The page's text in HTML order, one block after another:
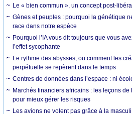
Le « bien commun », un concept post-
Gènes et peuples : pourquoi la génétique
race dans notre espèce
Pourquoi l’IA vous dit toujours que vous
l’effet sycophante
Le rythme des abysses, ou comment les
perpétuelle se repèrent dans le temps
Centres de données dans l’espace : ni
Marchés financiers africains : les leçons
pour mieux gérer les risques
Les avions ne volent pas grâce à la